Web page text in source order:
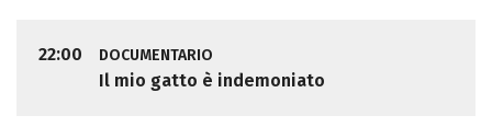
22:00 DOCUMENTARIO
Il mio gatto è indemoniato